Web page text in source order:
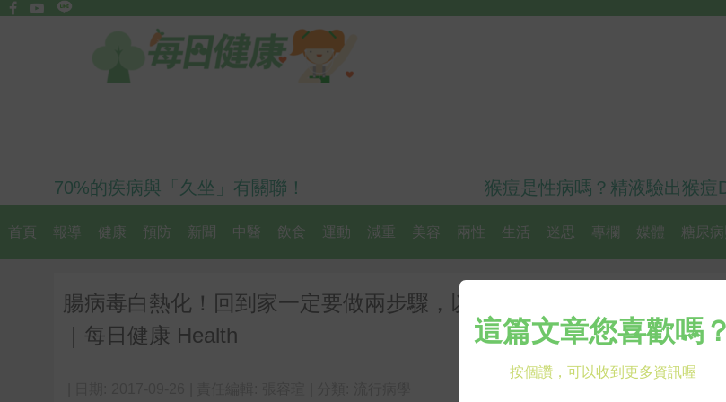
70%的疾病與「久坐」有關聯！ 猴痘是性病嗎？精液驗出猴痘
首頁 報導 健康 預防 新聞 中醫 飲食 運動 減重 美容 兩性 生活 迷思 專欄 媒體 糖尿
腸病毒白熱化！回到家一定要做兩步驟，以免孩子腦膜炎、暴斃身亡
｜每日健康 Health